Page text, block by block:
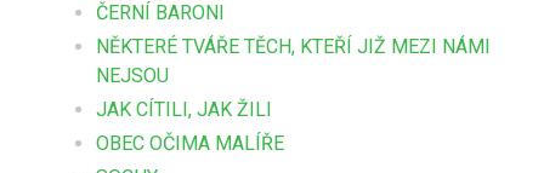
ČERNÍ BARONI
NĚKTERÉ TVÁŘE TĚCH, KTEŘÍ JIŽ MEZI NÁMI
NEJSOU
JAK CÍTILI, JAK ŽILI
OBEC OČIMA MALÍŘE